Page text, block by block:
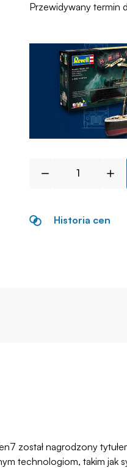
Przewidywany termin
Historia cen
nagrodzony
technologiom, takim jak